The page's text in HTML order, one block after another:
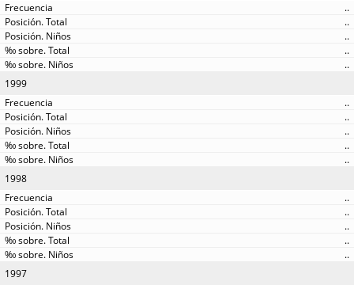
..
..
..
..
..
1999
..
..
..
..
..
1998
..
..
..
..
..
1997